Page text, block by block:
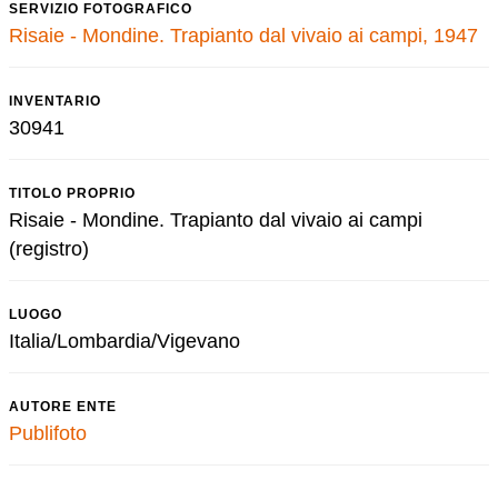
SERVIZIO FOTOGRAFICO
Risaie - Mondine. Trapianto dal vivaio ai campi, 1947
INVENTARIO
30941
TITOLO PROPRIO
Risaie - Mondine. Trapianto dal vivaio ai campi
(registro)
LUOGO
Italia/Lombardia/Vigevano
AUTORE ENTE
Publifoto